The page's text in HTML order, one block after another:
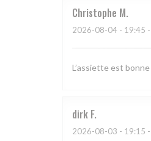
Christophe M
2026-08-04 - 19:45
L’assiette est
dirk F
2026-08-03 - 19:15